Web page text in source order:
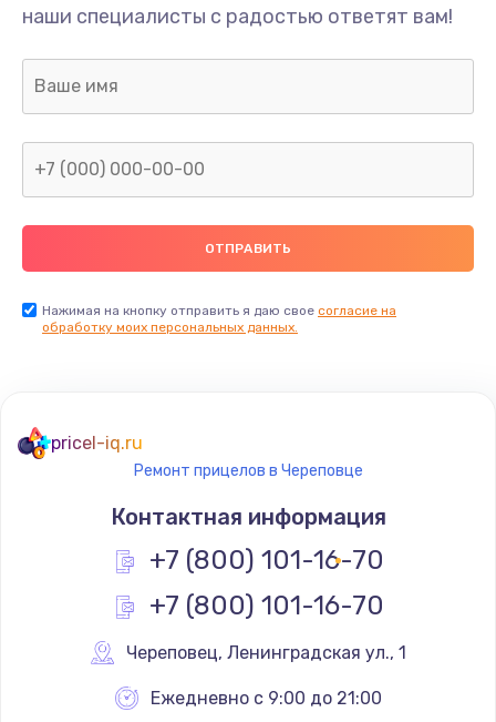
наши специалисты с радостью ответят вам!
Нажимая на кнопку отправить я даю свое согласие на
обработку моих персональных данных.
pricel-iq.ru
Ремонт прицелов в Череповце
Контактная информация
+7 (800) 101-16-70
+7 (800) 101-16-70
Череповец, Ленинградская ул., 1
Ежедневно с 9:00 до 21:00